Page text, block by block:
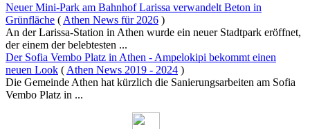
Neuer Mini-Park am Bahnhof Larissa verwandelt Beton in
Grünfläche ( Athen News für 2026 )
An der Larissa-Station in Athen wurde ein neuer Stadtpark eröffnet,
der einem der belebtesten ...
Der Sofia Vembo Platz in Athen - Ampelokipi bekommt einen
neuen Look ( Athen News 2019 - 2024 )
Die Gemeinde Athen hat kürzlich die Sanierungsarbeiten am Sofia
Vembo Platz in ...